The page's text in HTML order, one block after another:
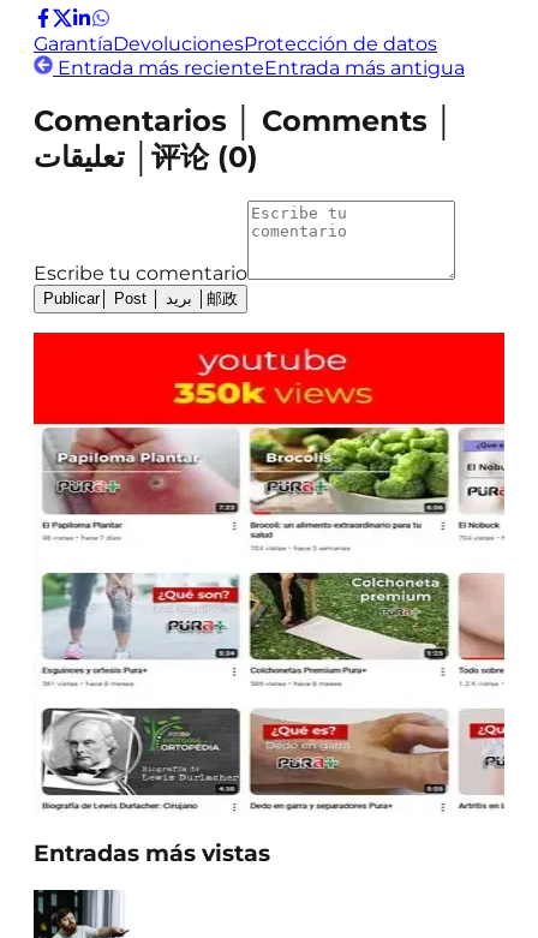
GarantíaDevolucionesProtección de datos
Entrada más recienteEntrada más antigua
Comentarios │ Comments │
تعليقات │评论(0)
Escribe tu comentario
Publicar│ Post │ بريد │邮政
Entradas más vistas